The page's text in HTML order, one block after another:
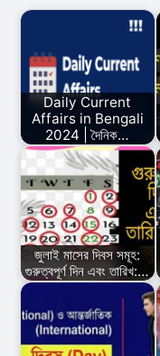
Daily Current
Affairs in Bengali
2024 | দৈনিক…
জুলাই মাসের দিবস সমূহ:
গুরুত্বপূর্ণ দিন এবং তারিখ:…